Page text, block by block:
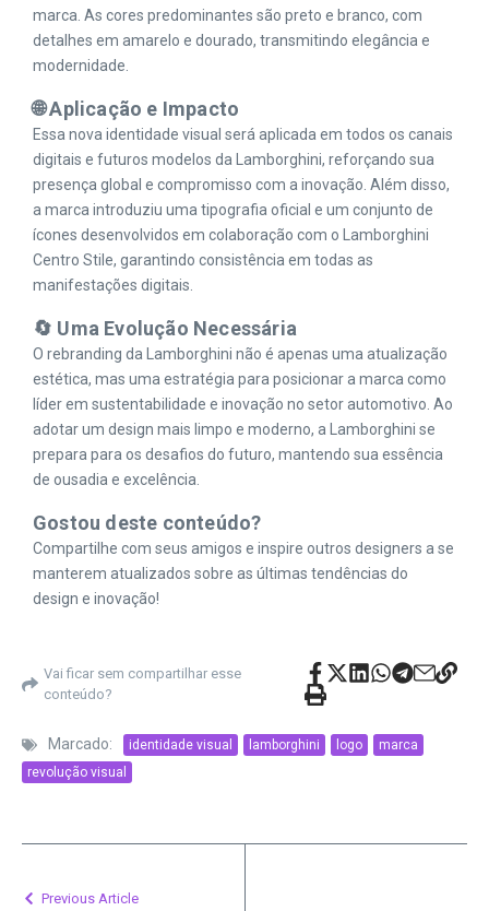
marca. As cores predominantes são preto e branco, com
detalhes em amarelo e dourado, transmitindo elegância e
modernidade. ​
🌐 Aplicação e Impacto
Essa nova identidade visual será aplicada em todos os canais
digitais e futuros modelos da Lamborghini, reforçando sua
presença global e compromisso com a inovação. Além disso,
a marca introduziu uma tipografia oficial e um conjunto de
ícones desenvolvidos em colaboração com o Lamborghini
Centro Stile, garantindo consistência em todas as
manifestações digitais. ​
🔄 Uma Evolução Necessária
O rebranding da Lamborghini não é apenas uma atualização
estética, mas uma estratégia para posicionar a marca como
líder em sustentabilidade e inovação no setor automotivo. Ao
adotar um design mais limpo e moderno, a Lamborghini se
prepara para os desafios do futuro, mantendo sua essência
de ousadia e excelência.
Gostou deste conteúdo?
Compartilhe com seus amigos e inspire outros designers a se
manterem atualizados sobre as últimas tendências do
design e inovação!
Vai ficar sem compartilhar esse
conteúdo?
Marcado: identidade visual lamborghini logo
marca
revolução visual
Previous Article